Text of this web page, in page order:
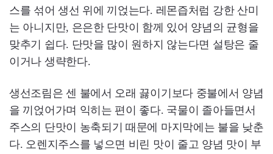
스를 섞어 생선 위에 끼얹는다. 레몬즙처럼 강한 산미
는 아니지만, 은은한 단맛이 함께 있어 양념의 균형을
맞추기 쉽다. 단맛을 많이 원하지 않는다면 설탕은 줄
이거나 생략한다.
생선조림은 센 불에서 오래 끓이기보다 중불에서 양념
을 끼얹어가며 익히는 편이 좋다. 국물이 졸아들면서
주스의 단맛이 농축되기 때문에 마지막에는 불을 낮춘
다. 오렌지주스를 넣으면 비린 맛이 줄고 양념 맛이 부